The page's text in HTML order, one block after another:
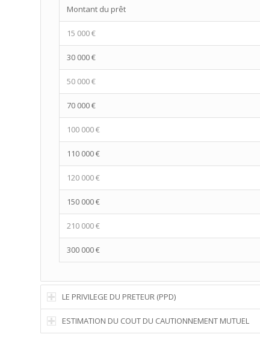
Montant du prêt
15 000 €
30 000 €
50 000 €
70 000 €
100 000 €
110 000 €
120 000 €
150 000 €
210 000 €
300 000 €
LE PRIVILEGE DU PRETEUR (PPD)
ESTIMATION DU COUT DU CAUTIONNEMENT MUTUEL